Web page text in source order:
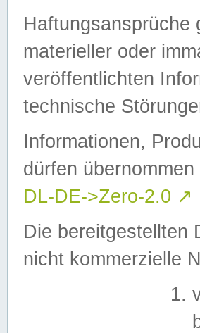
Haftungsansprüche
materieller oder
veröffentlichten
technische
Informationen,
dürfen
DL-DE->Zero-2.0 ↗
Die bereitgestellten
nicht kommerzielle